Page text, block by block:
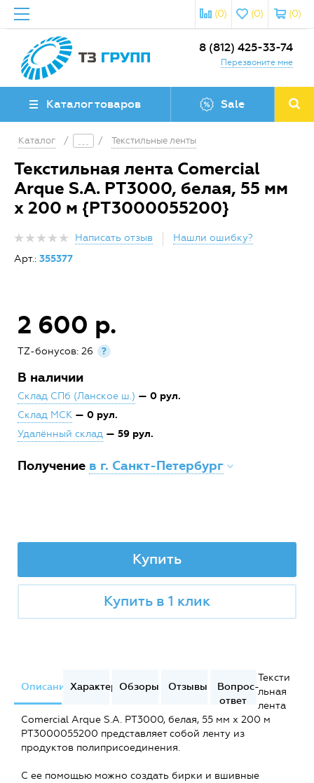
(0)
(0)
(0)
8 (812) 425-33-74
Перезвоните мне
Каталог товаров Sale
Каталог / / Текстильные ленты
Текстильная лента Comercial
Arque S.A. PT3000, белая, 55 мм
x 200 м {PT3000055200}
Написать отзыв
Нашли ошибку?
Арт.: 355377
2 600 р.
TZ-бонусов: 26 ?
В наличии
Склад СПб (Ланское ш.) — 0 рул.
Склад МСК — 0 рул.
Удалённый склад — 59 рул.
Получение в г. Санкт-Петербург
Купить
Купить в 1 клик
ОписаниеХарактеристики
Обзоры Отзывы
Вопрос-
ответ
Тексти
льная
лента
Comercial Arque S.A. PT3000, белая, 55 мм x 200 м
PT3000055200 представляет собой ленту из
продуктов полиприсоединения.
С ее помощью можно создать бирки и вшивные